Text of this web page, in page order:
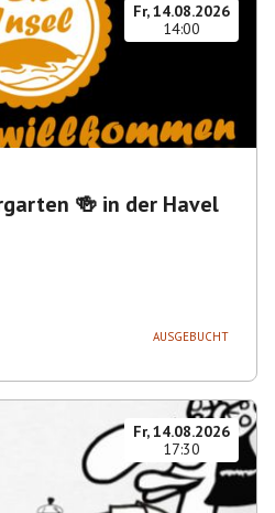
Fr, 14.08.2026
14:00
🍻 in der Havel
AUSGEBUCHT
Fr, 14.08.2026
17:30